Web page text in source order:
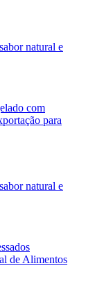
natural e
natural e